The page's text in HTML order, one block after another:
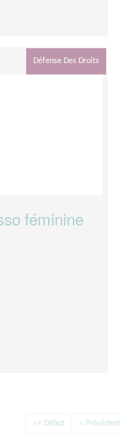
Défense Des Droits
féminine
«« Début « Précédent